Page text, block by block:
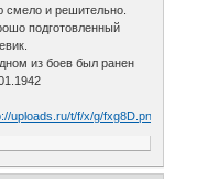
смело и решительно.
подготовленный
из боев был ранен